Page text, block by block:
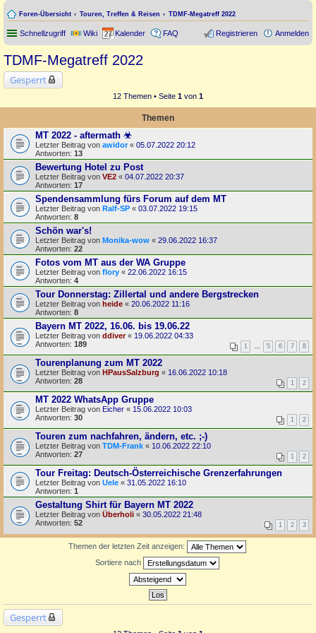
Foren-Übersicht Touren, Treffen & Reisen TDMF-Megatreff 2022
Schnellzugriff Wiki Kalender FAQ Anmelden
Registrieren
TDMF-Megatreff 2022
Gesperrt
12 Themen • Seite 1 von 1
Themen
MT 2022 - aftermath ☣
Letzter Beitrag von awidor« 05.07.2022 20:12
Antworten: 13
Bewertung Hotel zu Post
Letzter Beitrag von VE2 « 04.07.2022 20:37
Antworten: 17
Spendensammlung fürs Forum auf dem MT
Letzter Beitrag von Ralf-SP « 03.07.2022 19:15
Antworten: 8
Schön war's!
Letzter Beitrag von Monika-wow « 29.06.2022 16:37
Antworten: 22
Fotos vom MT aus der WA Gruppe
Letzter Beitrag von flory « 22.06.2022 16:15
Antworten: 4
Tour Donnerstag: Zillertal und andere Bergstrecken
Letzter Beitrag von heide « 20.06.2022 11:16
Antworten: 8
Bayern MT 2022, 16.06. bis 19.06.22
Letzter Beitrag von ddiver« 19.06.2022 04:33
Antworten: 189 1 … 5 6 7 8
Tourenplanung zum MT 2022
Letzter Beitrag von HPausSalzburg « 16.06.2022 10:18
Antworten: 28 1 2
MT 2022 WhatsApp Gruppe
Letzter Beitrag von Eicher « 15.06.2022 10:03
Antworten: 30 1 2
Touren zum nachfahren, ändern, etc. ;-)
Letzter Beitrag von TDM-Frank « 10.06.2022 22:10
Antworten: 27 1 2
Tour Freitag: Deutsch-Österreichische Grenzerfahrungen
Letzter Beitrag von Uele « 31.05.2022 16:10
Antworten: 1
Gestaltung Shirt für Bayern MT 2022
Letzter Beitrag von Überholi « 30.05.2022 21:48
Antworten: 52 1 2 3
Themen der letzten Zeit anzeigen:
Sortiere nach
Gesperrt